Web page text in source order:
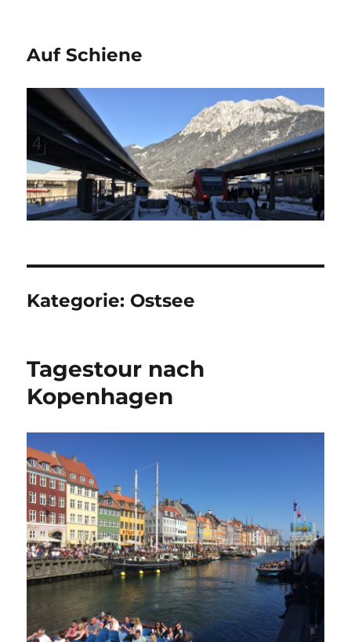
Auf Schiene
Kategorie: Ostsee
Tagestour nach
Kopenhagen